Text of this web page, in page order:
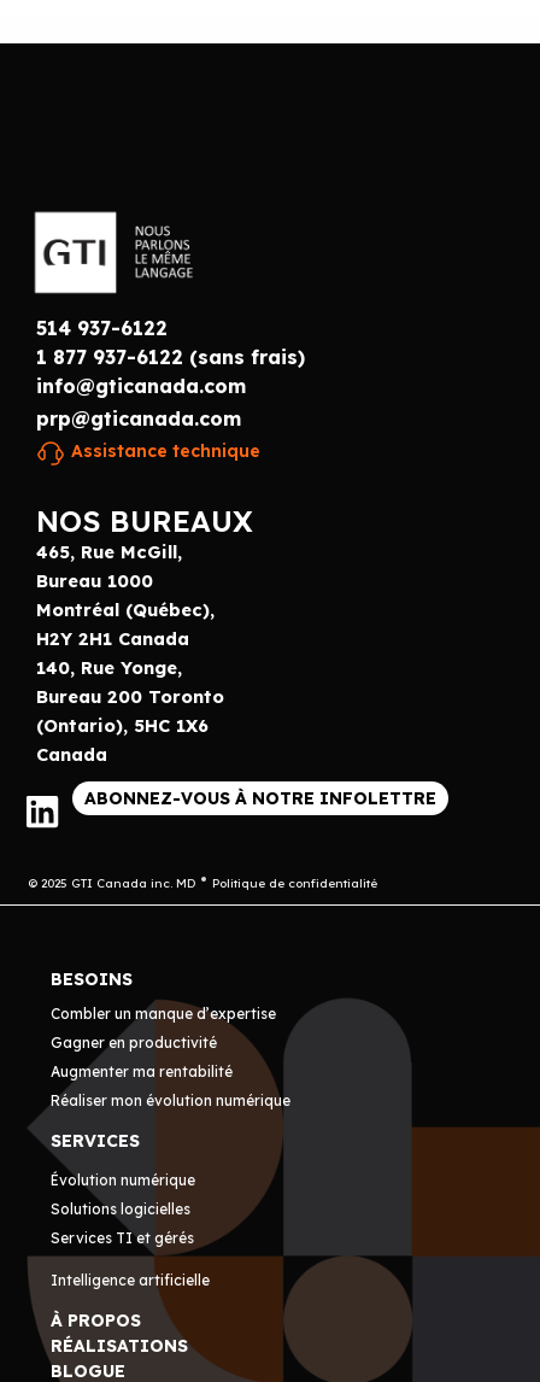
514 937-6122
1 877 937-6122 (sans frais)
info@gticanada.com
prp@gticanada.com
Assistance technique
NOS BUREAUX
465, Rue McGill,
Bureau 1000
Montréal (Québec),
H2Y 2H1 Canada
140, Rue Yonge,
Bureau 200 Toronto
(Ontario), 5HC 1X6
Canada
ABONNEZ-VOUS À NOTRE INFOLETTRE
© 2025 GTI Canada inc. MD Politique de confidentialité
BESOINS
Combler un manque d’expertise
Gagner en productivité
Augmenter ma rentabilité
Réaliser mon évolution numérique
SERVICES
Évolution numérique
Solutions logicielles
Services TI et gérés
Intelligence artificielle
À PROPOS
RÉALISATIONS
BLOGUE